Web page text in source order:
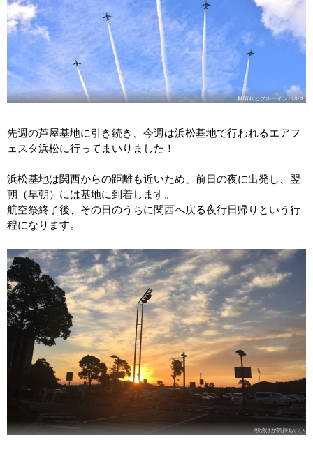
秋晴れとブルーインパルス
先週の芦屋基地に引き続き、今週は浜松基地で行われるエアフ
ェスタ浜松に行ってまいりました！
浜松基地は関西からの距離も近いため、前日の夜に出発し、翌
朝（早朝）には基地に到着します。
航空祭終了後、その日のうちに関西へ戻る夜行日帰りという行
程になります。
朝焼けが気持ちいい